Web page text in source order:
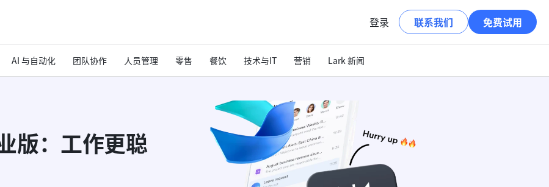
登录 联系我们 免费试用
AI 与自动化 团队协作 人员管理 零售 餐饮 技术与IT 营销 Lark 新闻
版：工作更聪